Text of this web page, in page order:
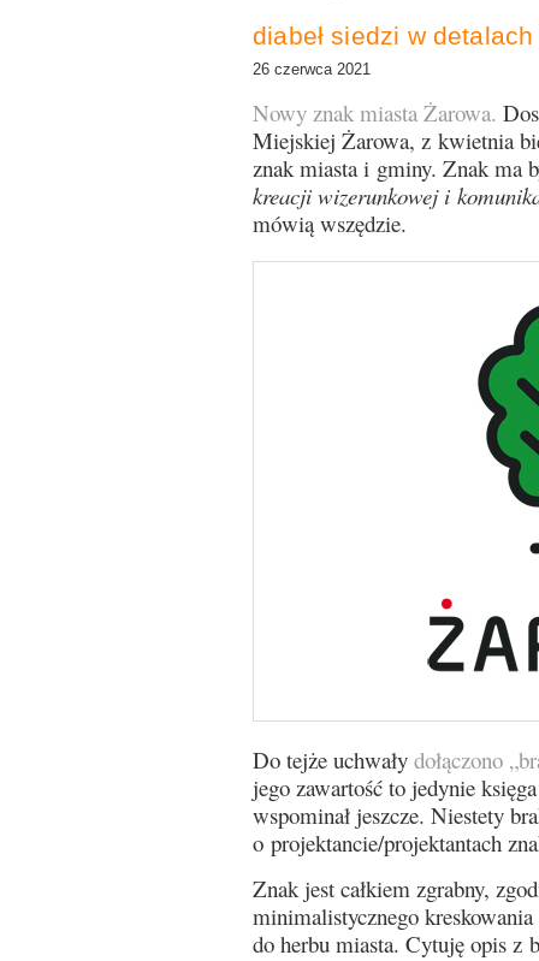
diabeł siedzi w detalach
26 czerwca 2021
Nowy znak miasta Żarowa.
Miejskiej Żarowa, z kwietnia
znak miasta i gminy. Znak ma
kreacji wizerunkowej i
mówią wszędzie.
Do tejże uchwały dołączono
jego zawartość to jedynie
wspominał jeszcze. Niestety
o projektancie/projektantach
Znak jest całkiem zgrabny,
minimalistycznego
do herbu miasta. Cytuję opis z